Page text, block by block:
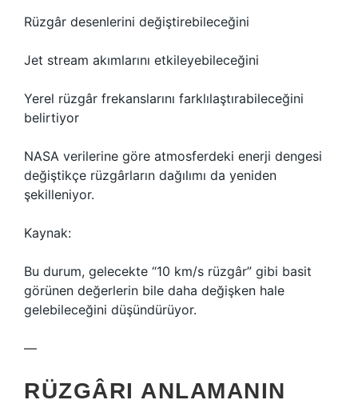
Rüzgâr desenlerini değiştirebileceğini
Jet stream akımlarını etkileyebileceğini
Yerel rüzgâr frekanslarını farklılaştırabileceğini
belirtiyor
NASA verilerine göre atmosferdeki enerji dengesi
değiştikçe rüzgârların dağılımı da yeniden
şekilleniyor.
Kaynak:
Bu durum, gelecekte “10 km/s rüzgâr” gibi basit
görünen değerlerin bile daha değişken hale
gelebileceğini düşündürüyor.
—
RÜZGÂRI ANLAMANIN